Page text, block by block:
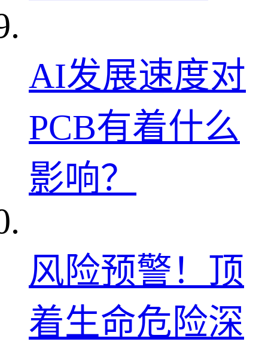
AI发展速度对
PCB有着什么
影响？
风险预警！顶
着生命危险深